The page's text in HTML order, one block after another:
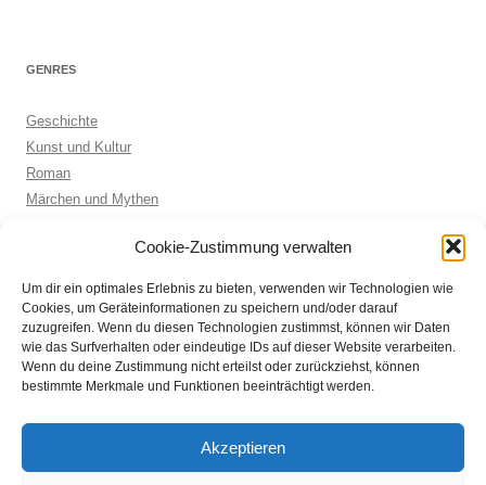
Cookie-Zustimmung verwalten
Um dir ein optimales Erlebnis zu bieten, verwenden wir Technologien wie
Cookies, um Geräteinformationen zu speichern und/oder darauf
zuzugreifen. Wenn du diesen Technologien zustimmst, können wir Daten
wie das Surfverhalten oder eindeutige IDs auf dieser Website verarbeiten.
Wenn du deine Zustimmung nicht erteilst oder zurückziehst, können
bestimmte Merkmale und Funktionen beeinträchtigt werden.
Akzeptieren
GENRES
Geschichte
Kunst und Kultur
Roman
Märchen und Mythen
Sachbuch allgemein
ARCHIVE
Archive